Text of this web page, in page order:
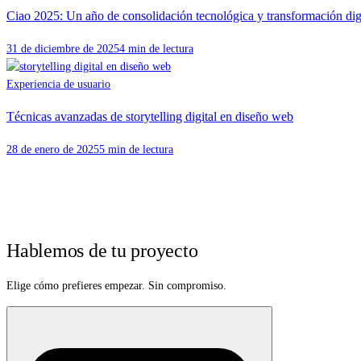
Ciao 2025: Un año de consolidación tecnológica y transformación
31 de diciembre de 20254 min de lectura
Experiencia de usuario
Técnicas avanzadas de storytelling digital en diseño web
28 de enero de 20255 min de lectura
Hablemos de tu proyecto
Elige cómo prefieres empezar. Sin compromiso.